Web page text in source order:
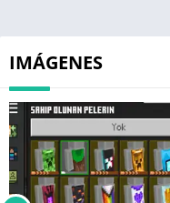
IMÁGENES